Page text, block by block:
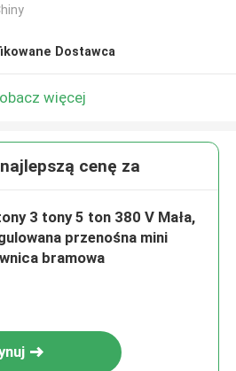
Dostawca
więcej
cenę za
3 tony 5 ton 380 V Mała,
przenośna mini
bramowa